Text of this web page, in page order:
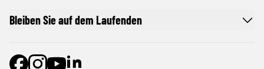
Bleiben Sie auf dem Laufenden